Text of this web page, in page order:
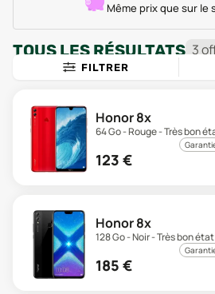
Même prix que sur le
TOUS LES RÉSULTATS 3
FILTRER
Honor 8x
64 Go - Rouge - Très bon
123 €
Honor 8x
128 Go - Noir - Très bon état
185 €